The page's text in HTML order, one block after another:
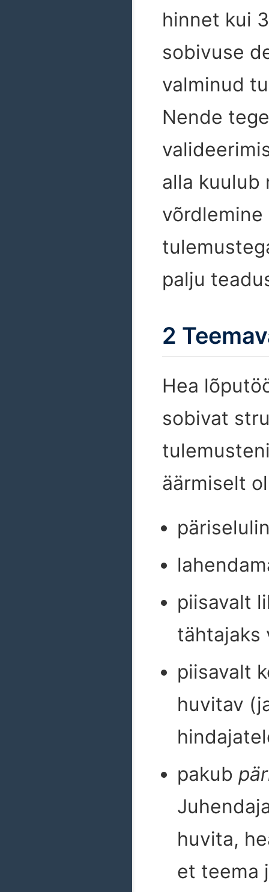
hinnet kui
sobivuse
valminud
Nende
alla kuulub
palju
2
Hea
sobivat
äärmiselt
piisavalt
tähtajaks
piisavalt
huvitav
pakub
huvita,
et teema